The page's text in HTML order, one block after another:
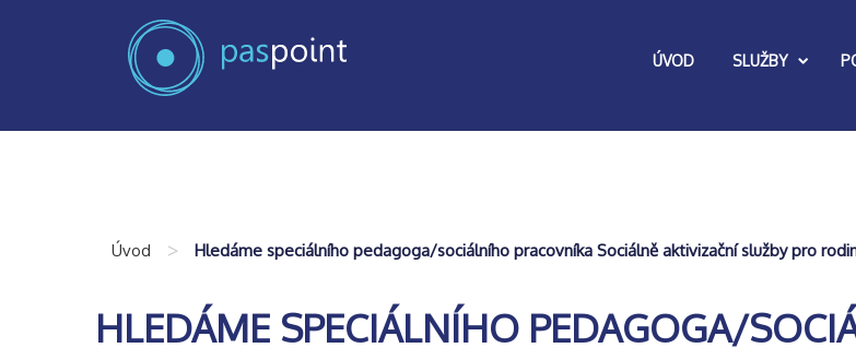
ÚVOD SLUŽBY
Úvod > Hledáme speciálního pedagoga/sociálního pracovníka Sociálně aktivizační služby pro
HLEDÁME SPECIÁLNÍHO PEDAGOGA/